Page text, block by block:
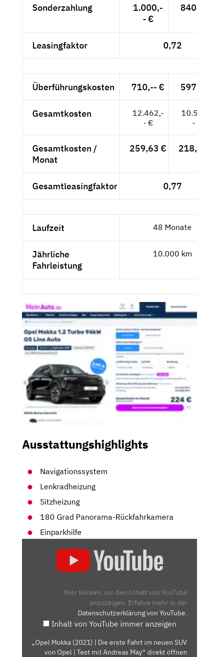
Sonderzahlung
1.000,-
- €
840,-- €
Leasingfaktor 0,72
Überführungskosten 710,-- € 597,-- €
Gesamtkosten
12.462,-
- €
10.509,-
- €
Gesamtkosten /
Monat
259,63 € 218,94 €
Gesamtleasingfaktor 0,77
Laufzeit 48 Monate
Jährliche
Fahrleistung
10.000 km
Ausstattungshighlights
Navigationssystem
Lenkradheizung
Sitzheizung
180 Grad Panorama-Rückfahrkamera
Einparkhilfe
NEUEN
Hier klicken, um den Inhalt von YouTube
anzuzeigen. Erfahre mehr in der
Datenschutzerklärung von YouTube.
Inhalt von YouTube immer anzeigen
„Opel Mokka (2021) | Die erste Fahrt im neuen SUV
von Opel | Test mit Andreas May“ direkt öffnen